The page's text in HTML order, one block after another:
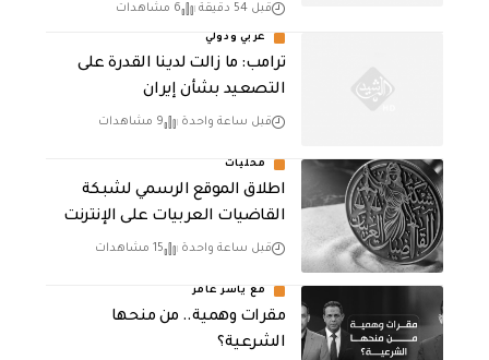
قبل 54 دقيقة 6 مشاهدات
عربي ودولي
ترامب: ما زالت لدينا القدرة على
التصعيد بشأن إيران
قبل ساعة واحدة 9 مشاهدات
محليات
اطلاق الموقع الرسمي لشبكة
القاضيات العربيات على الإنترنت
قبل ساعة واحدة 15 مشاهدات
مع ياسر عامر
مقرات وهمية.. من منحها
الشرعية؟